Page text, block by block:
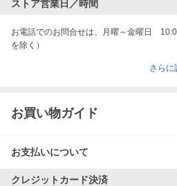
ストア営業日／時間
お電話でのお問合せは、月曜～金曜日　
を除く）
さらに
お買い物ガイド
お支払いについて
クレジットカード決済